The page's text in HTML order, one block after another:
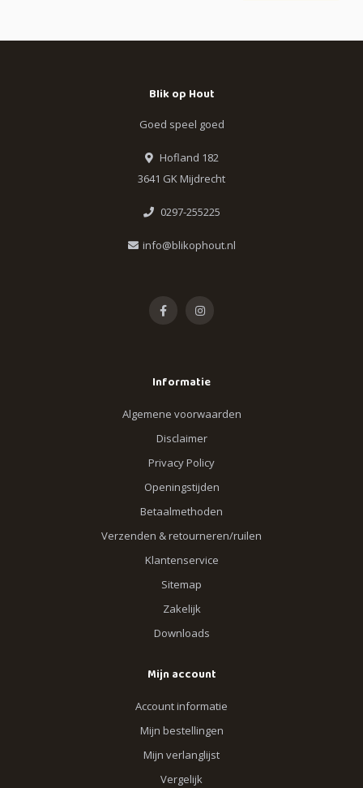
Blik op Hout
Goed speel goed
Hofland 182
3641 GK Mijdrecht
0297-255225
info@blikophout.nl
Informatie
Algemene voorwaarden
Disclaimer
Privacy Policy
Openingstijden
Betaalmethoden
Verzenden & retourneren/ruilen
Klantenservice
Sitemap
Zakelijk
Downloads
Mijn account
Account informatie
Mijn bestellingen
Mijn verlanglijst
Vergelijk